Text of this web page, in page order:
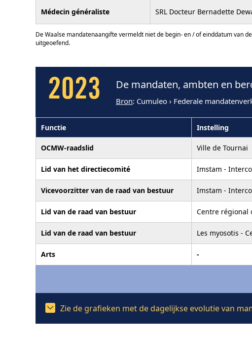
Médecin généraliste SRL Docteur Bernadette
De Waalse mandatenaangifte vermeldt niet de begin- en / of einddatum van
uitgeoefend.
2023 De mandaten, ambten en
Bron: Cumuleo › Federale
Functie Instelling
OCMW-raadslid Ville de Tournai
Lid van het directiecomité Imstam -
Vicevoorzitter van de raad van bestuur Imstam -
Lid van de raad van bestuur Centre régional
Lid van de raad van bestuur Les myosotis -
Arts -
Zie de grafieken met de dagelijkse evolutie van